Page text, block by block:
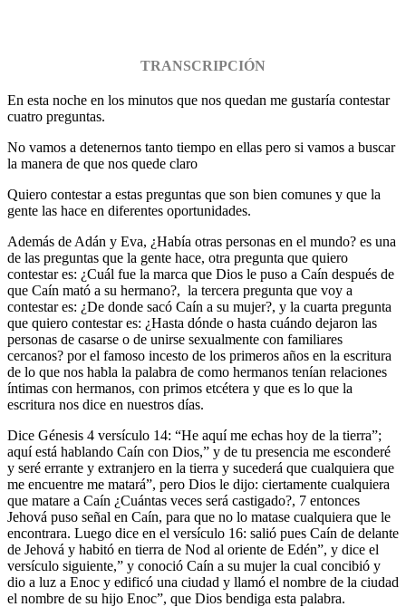
TRANSCRIPCIÓN
En esta noche en los minutos que nos quedan me gustaría contestar
cuatro preguntas.
No vamos a detenernos tanto tiempo en ellas pero si vamos a buscar
la manera de que nos quede claro
Quiero contestar a estas preguntas que son bien comunes y que la
gente las hace en diferentes oportunidades.
Además de Adán y Eva, ¿Había otras personas en el mundo? es una
de las preguntas que la gente hace, otra pregunta que quiero
contestar es: ¿Cuál fue la marca que Dios le puso a Caín después de
que Caín mató a su hermano?, la tercera pregunta que voy a
contestar es: ¿De donde sacó Caín a su mujer?, y la cuarta pregunta
que quiero contestar es: ¿Hasta dónde o hasta cuándo dejaron las
personas de casarse o de unirse sexualmente con familiares
cercanos? por el famoso incesto de los primeros años en la escritura
de lo que nos habla la palabra de como hermanos tenían relaciones
íntimas con hermanos, con primos etcétera y que es lo que la
escritura nos dice en nuestros días.
Dice Génesis 4 versículo 14: “He aquí me echas hoy de la tierra”;
aquí está hablando Caín con Dios,” y de tu presencia me esconderé
y seré errante y extranjero en la tierra y sucederá que cualquiera que
me encuentre me matará”, pero Dios le dijo: ciertamente cualquiera
que matare a Caín ¿Cuántas veces será castigado?, 7 entonces
Jehová puso señal en Caín, para que no lo matase cualquiera que le
encontrara. Luego dice en el versículo 16: salió pues Caín de delante
de Jehová y habitó en tierra de Nod al oriente de Edén”, y dice el
versículo siguiente,” y conoció Caín a su mujer la cual concibió y
dio a luz a Enoc y edificó una ciudad y llamó el nombre de la ciudad
el nombre de su hijo Enoc”, que Dios bendiga esta palabra.